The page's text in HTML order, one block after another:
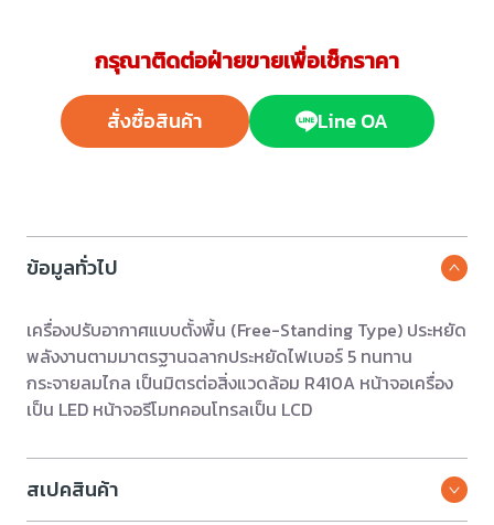
กรุณาติดต่อฝ่ายขายเพื่อเช็กราคา
สั่งซื้อสินค้า Line OA
ข้อมูลทั่วไป
เครื่องปรับอากาศแบบตั้งพื้น (Free-Standing Type) ประหยัด
พลังงานตามมาตรฐานฉลากประหยัดไฟเบอร์ 5 ทนทาน
กระจายลมไกล เป็นมิตรต่อสิ่งแวดล้อม R410A หน้าจอเครื่อง
เป็น LED หน้าจอรีโมทคอนโทรลเป็น LCD
สเปคสินค้า